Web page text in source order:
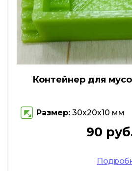
Контейнер для
Размер: 30х20х10 мм
90